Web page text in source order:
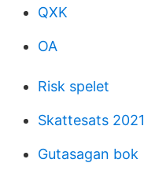
QXK
OA
Risk spelet
Skattesats 2021
Gutasagan bok